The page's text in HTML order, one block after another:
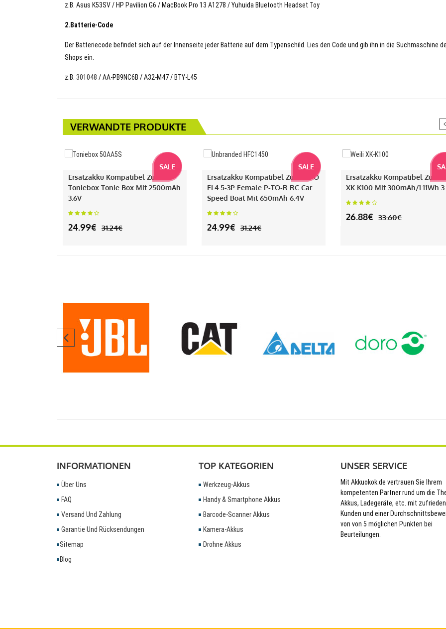
z.B. Asus K53SV / HP Pavilion G6 / MacBook Pro 13 A1278 / Yuhuida Bluetooth Headset Toy
2.Batterie-Code
Der Batteriecode befindet sich auf der Innenseite jeder Batterie auf dem Typenschild. Lies den Code und gib ihn in die Suchmaschine
Shops ein.
z.B. 301048 / AA-PB9NC6B / A32-M47 / BTY-L45
VERWANDTE PRODUKTE
SALE
Ersatzakku Kompatibel Zu
Toniebox Tonie Box Mit 2500mAh
3.6V
24.99€ 31.24€
SALE
Ersatzakku Kompatibel Zu LiFePO
EL4.5-3P Female P-TO-R RC Car
Speed Boat Mit 650mAh 6.4V
24.99€ 31.24€
Ersatzakku Kompatibel Zu
XK K100 Mit 300mAh/1.11Wh
26.88€ 33.60€
INFORMATIONEN
Über Uns
FAQ
Versand Und Zahlung
Garantie Und Rücksendungen
Sitemap
Blog
TOP KATEGORIEN
Werkzeug-Akkus
Handy & Smartphone Akkus
Barcode-Scanner Akkus
Kamera-Akkus
Drohne Akkus
UNSER SERVICE
Mit Akkuokok.de vertrauen Sie Ihrem
kompetenten Partner rund um die
Akkus, Ladegeräte, etc. mit
Kunden und einer
von von 5 möglichen Punkten bei
Beurteilungen.